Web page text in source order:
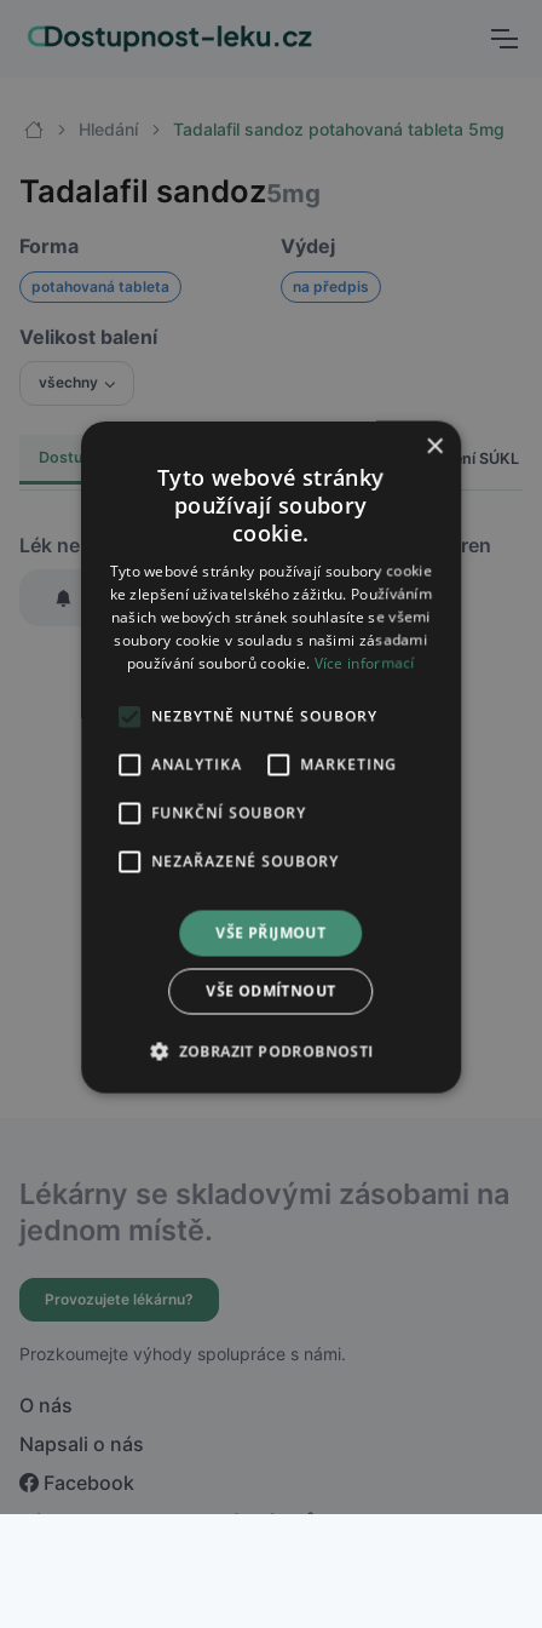
Hledání Tadalafil sandoz potahovaná tableta 5mg
Tadalafil sandoz5mg
Forma
potahovaná tableta
Výdej
na předpis
Velikost balení
všechny
Dostupnost Hlášení SÚKL
Lék není dostupný v žádné ze sledovaných lékáren
Hlídat dostupnost
Zaslat jednorázově emailem informaci o naskladnění
Praha
5mg
hlídat náhrady léku (alternativy)
Chci dostávatslevové nabídky a novinky
Seznámil/a jsem se se zásadami zpracování osobních údajů
Lékárny se skladovými zásobami na
jednom místě.
Provozujete lékárnu?
Prozkoumejte výhody spolupráce s námi.
O nás
Napsali o nás
Facebook
Zásady ochrany osobních údajů
×
Tyto webové stránky
používají soubory
cookie.
Tyto webové stránky používají soubory cookie
ke zlepšení uživatelského zážitku. Používáním
našich webových stránek souhlasíte se všemi
soubory cookie v souladu s našimi zásadami
používání souborů cookie. Více informací
NEZBYTNĚ NUTNÉ SOUBORY
ANALYTIKA MARKETING
FUNKČNÍ SOUBORY
NEZAŘAZENÉ SOUBORY
VŠE PŘIJMOUT
VŠE ODMÍTNOUT
ZOBRAZIT PODROBNOSTI